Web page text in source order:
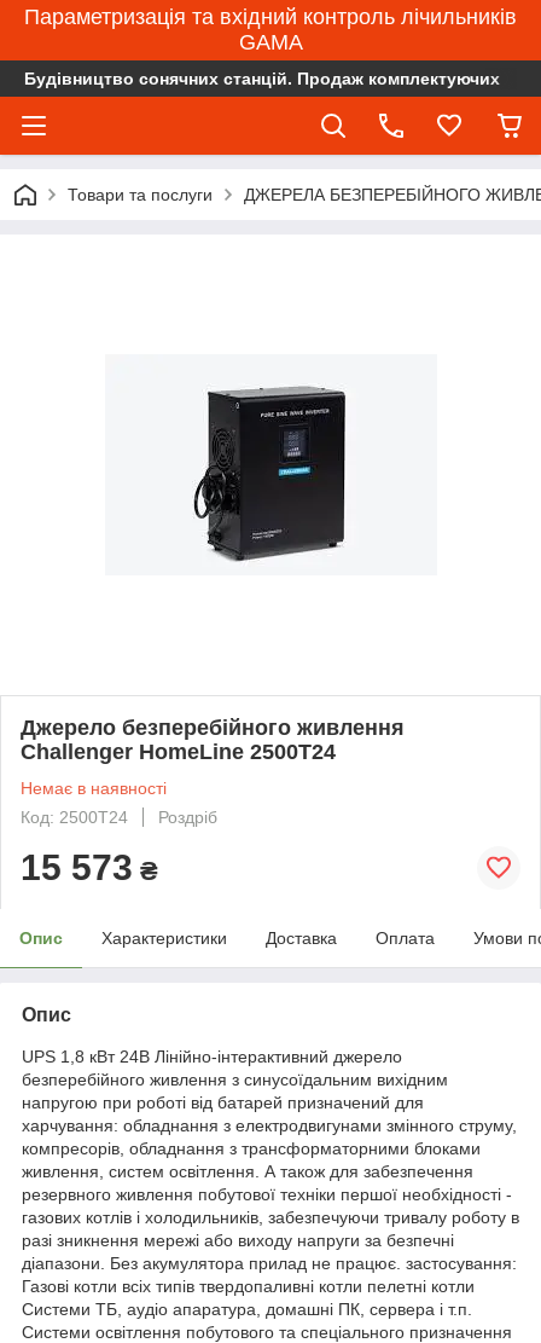
Параметризація та вхідний контроль лічильників
GAMA
Будівництво сонячних станцій. Продаж комплектуючих
Товари та послуги ДЖЕРЕЛА БЕЗПЕРЕБІЙНОГО
Джерело безперебійного живлення
Challenger HomeLine 2500T24
Немає в наявності
Код: 2500T24
Роздріб
15 573 ₴
Опис Характеристики Доставка Оплата Умови
Опис
UPS 1,8 кВт 24В Лінійно-інтерактивний джерело
безперебійного живлення з синусоїдальним вихідним
напругою при роботі від батарей призначений для
харчування: обладнання з електродвигунами змінного струму,
компресорів, обладнання з трансформаторними блоками
живлення, систем освітлення. А також для забезпечення
резервного живлення побутової техніки першої необхідності -
газових котлів і холодильників, забезпечуючи тривалу роботу в
разі зникнення мережі або виходу напруги за безпечні
діапазони. Без акумулятора прилад не працює. застосування:
Газові котли всіх типів твердопаливні котли пелетні котли
Системи ТБ, аудіо апаратура, домашні ПК, сервера і т.п.
Системи освітлення побутового та спеціального призначення